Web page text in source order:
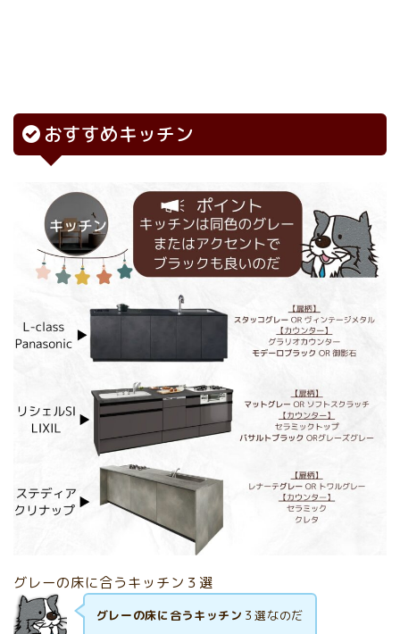
おすすめキッチン
グレーの床に合うキッチン３選
グレーの床に合うキッチン ３選なのだ